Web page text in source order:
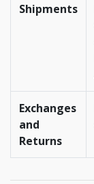
Shipments
Exchanges
and
Returns